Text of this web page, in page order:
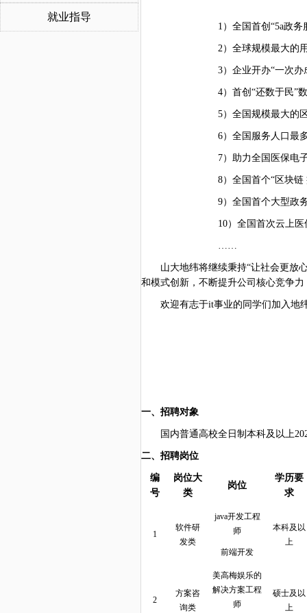
就业指导
1 ）全国首创 “5a政
2）全球规模最大的
3）企业开办“一次办
4）首创“还数于民”
5）全国规模最大的
6）全国服务人口最
7）助力全国医保电
8）全国首个“区块链
9）全国首个大型政
10）全国首次云上
……
山大地纬将继续秉持“让社会更放
和模式创新，不断提升公司核心竞争
欢迎有志于it事业的同学们加入地
一、招聘对象
国内普通高校全日制本科及以上
二、 招聘岗位
编
号
岗位大
类
岗位
学历要
求
1
软件研
发类
java开发工程
师
前端开发
本科及以
上
2
方案咨
询类
美高梅娱乐的
解决方案工程
师
硕士及以
上